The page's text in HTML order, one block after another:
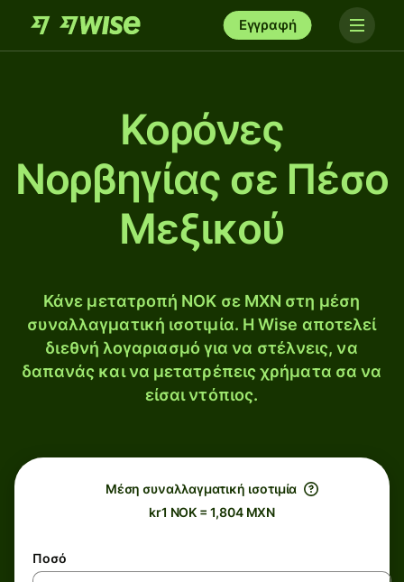
Εγγραφή
Κορόνες
Νορβηγίας σε Πέσο
Μεξικού
Κάνε μετατροπή NOK σε MXN στη μέση
συναλλαγματική ισοτιμία. Η Wise αποτελεί
διεθνή λογαριασμό για να στέλνεις, να
δαπανάς και να μετατρέπεις χρήματα σα να
είσαι ντόπιος.
Μέση συναλλαγματική ισοτιμία
kr1 NOK = 1,804 MXN
Ποσό